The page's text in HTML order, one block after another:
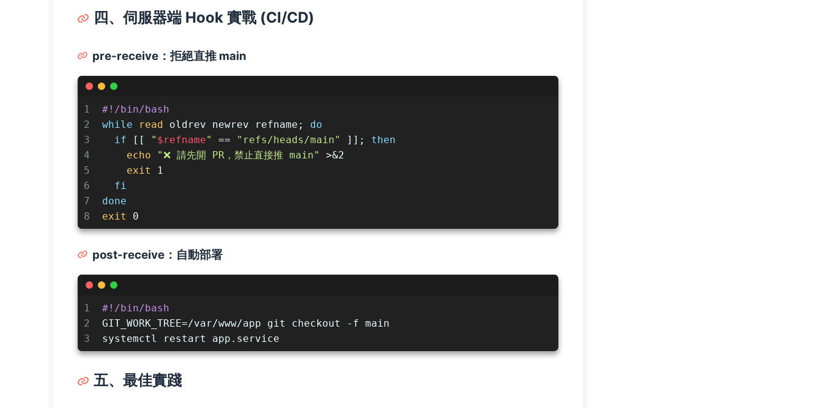
四、伺服器端 Hook 實戰 (CI/CD)
pre-receive：拒絕直推 main
1
2
3
4
5
6
7
8
#!/bin/bash
while
read oldrev newrev refname; do
if [[ " $refname" == "refs/heads/main" ]]; then
echo
"❌ 請先開 PR，禁止直接推 main"
>&2
exit
1
fi
done
exit
0
post-receive：自動部署
1
2
3
#!/bin/bash
GIT_WORK_TREE=/var/www/app git checkout -f main
systemctl restart app.service
五、最佳實踐